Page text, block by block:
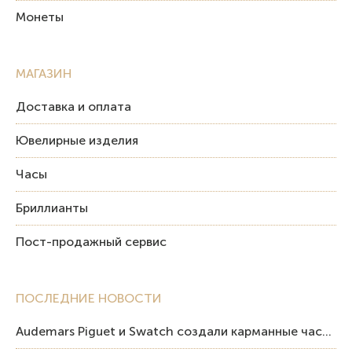
Монеты
ПОСЛЕДНИЕ НОВОСТИ
Audemars Piguet и Swatch создали карманные часы в эстетике Royal Oak и Pop Art
МАГАЗИН
Доставка и оплата
Ювелирные изделия
Часы
Бриллианты
Пост-продажный сервис